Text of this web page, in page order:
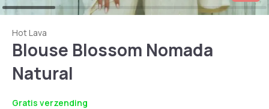
Hot Lava
Blouse Blossom Nomada
Natural
Gratis verzending